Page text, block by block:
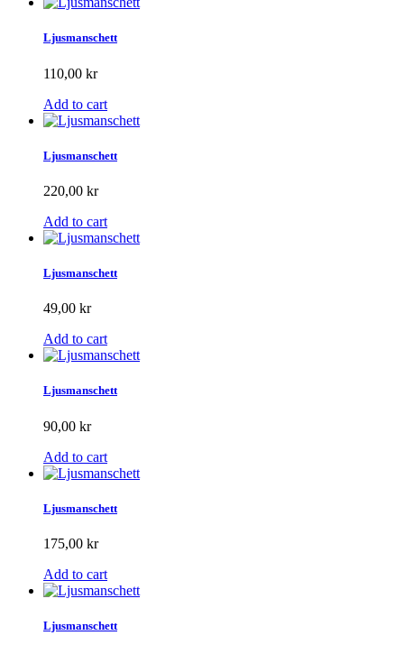
Ljusmanschett
110,00 kr
Add to cart
Ljusmanschett
220,00 kr
Add to cart
Ljusmanschett
49,00 kr
Add to cart
Ljusmanschett
90,00 kr
Add to cart
Ljusmanschett
175,00 kr
Add to cart
Ljusmanschett